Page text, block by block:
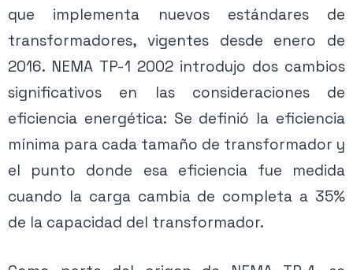
que implementa nuevos estándares de
transformadores, vigentes desde enero de
2016. NEMA TP-1 2002 introdujo dos cambios
significativos en las consideraciones de
eficiencia energética: Se definió la eficiencia
mínima para cada tamaño de transformador y
el punto donde esa eficiencia fue medida
cuando la carga cambia de completa a 35%
de la capacidad del transformador.